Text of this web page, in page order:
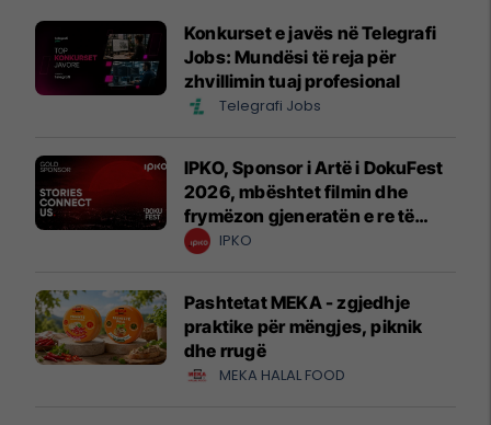
Konkurset e javës në Telegrafi
Jobs: Mundësi të reja për
zhvillimin tuaj profesional
Telegrafi Jobs
IPKO, Sponsor i Artë i DokuFest
2026, mbështet filmin dhe
frymëzon gjeneratën e re të
krijuesve
IPKO
Pashtetat MEKA - zgjedhje
praktike për mëngjes, piknik
dhe rrugë
MEKA HALAL FOOD